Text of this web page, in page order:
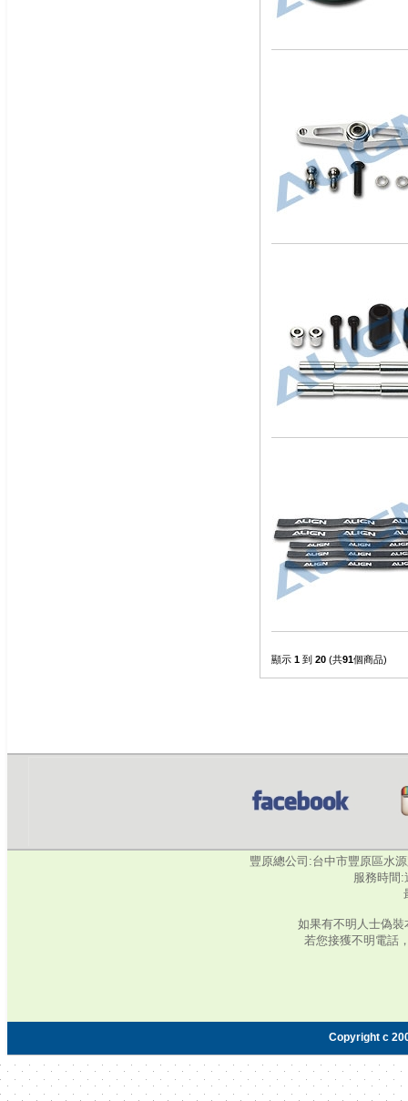
顯示 1 到 20 (共91個商品)
豐原總公司:台中市豐原區水
服務時間:
如果有不明人士偽
若您接獲不明電話
Copyright c